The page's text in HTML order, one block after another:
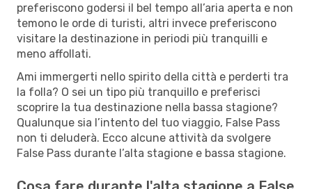
preferiscono godersi il bel tempo all’aria aperta e non
temono le orde di turisti, altri invece preferiscono
visitare la destinazione in periodi più tranquilli e
meno affollati.
Ami immergerti nello spirito della città e perderti tra
la folla? O sei un tipo più tranquillo e preferisci
scoprire la tua destinazione nella bassa stagione?
Qualunque sia l’intento del tuo viaggio, False Pass
non ti deluderà. Ecco alcune attività da svolgere
False Pass durante l’alta stagione e bassa stagione.